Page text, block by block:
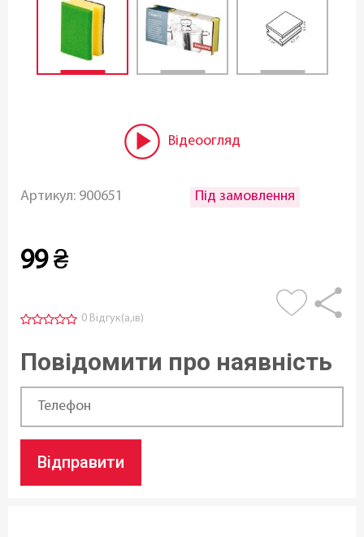
Відеоогляд
Артикул: 900651 Під замовлення
99 ₴
0 Відгук(а,ів)
Повідомити про наявність
Відправити